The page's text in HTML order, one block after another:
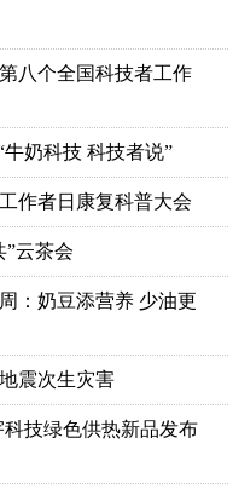
八个全国科技者工作
奶科技 科技者说”
作者日康复科普大会
”云茶会
：奶豆添营养 少油更
震次生灾害
科技绿色供热新品发布